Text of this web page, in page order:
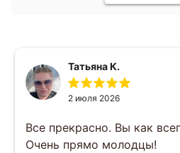
Татьяна К.
2 июля 2026
Все прекрасно. Вы как
Очень прямо молодцы!